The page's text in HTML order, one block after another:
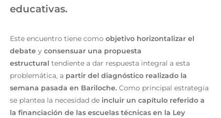
educativas.
Este encuentro tiene como objetivo horizontalizar el
debate y consensuar una propuesta
estructural tendiente a dar respuesta integral a esta
problemática, a partir del diagnóstico realizado la
semana pasada en Bariloche. Como principal estrategia
se plantea la necesidad de incluir un capítulo referido a
la financiación de las escuelas técnicas en la Ley